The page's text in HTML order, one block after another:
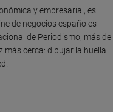
y empresarial, es
de negocios españoles
de Periodismo, más de
más cerca: dibujar la huella